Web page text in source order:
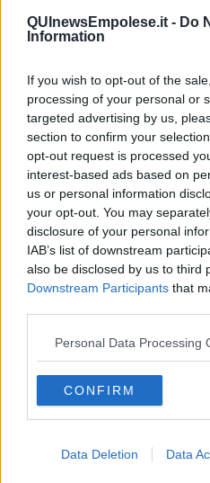
QUInewsEmpolese.it - Do
Information
If you wish to opt-out of the
processing of your personal or
targeted advertising by us,
section to confirm your
opt-out request is processed
interest-based ads based on
us or personal information
your opt-out. You may
disclosure of your personal
IAB’s list of downstream
also be disclosed by us to third
Downstream Participants that
Personal Data Processing
CONFIRM
Data Deletion Data
Todo el bien, todo el mal
Silenzio
​L’Australiana
Le stelle del jazz
Vita & morte
Auguri
Moro
Passanti
Continuando, la nonna e il
Metaverso smart
Fiamme
Anzi
Confessioni autoreferenziali
Utopie
Estate
Il lago
La classe
Pensieri incoerenti
Dal balcone
Insomnia
Il guardiano
Erodoto e Tucidide